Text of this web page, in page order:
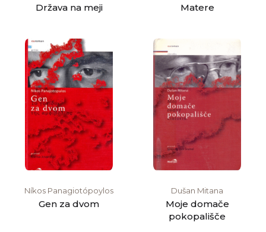
Država na meji Matere
Níkos Panagiotópoylos
Gen za dvom
Dušan Mitana
Moje domače
pokopališče